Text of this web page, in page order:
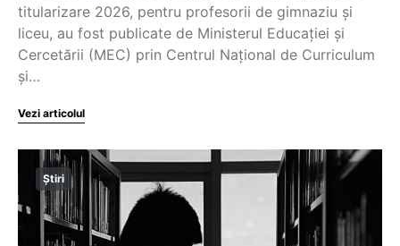
titularizare 2026, pentru profesorii de gimnaziu și
liceu, au fost publicate de Ministerul Educației și
Cercetării (MEC) prin Centrul Național de Curriculum
și…
Vezi articolul
Știri